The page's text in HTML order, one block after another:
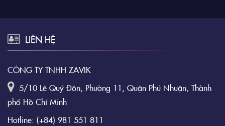
LIÊN HỆ
CÔNG TY TNHH ZAVIK
5/10 Lê Quý Đôn, Phường 11, Quận Phú Nhuận, Thành
phố Hồ Chí Minh
Hotline: (+84) 981 551 811